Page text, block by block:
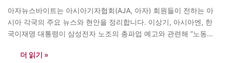
아자뉴스바이트는 아시아기자협회(AJA, 아자) 회원들이 전하는 아
시아 각국의 주요 뉴스와 현안을 정리합니다. 이상기, 아시아엔, 한
국이재명 대통령이 삼성전자 노조의 총파업 예고와 관련해 “노동권
연대와 책임의 가치를 강조했다. 이 대통령은 5월 18일 X(옛 트위
더 읽기 »